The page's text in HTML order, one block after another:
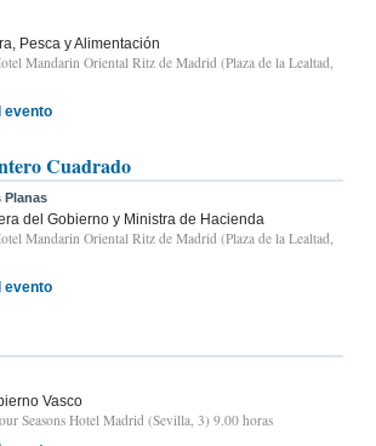
Pesca y Alimentación
Mandarin Oriental Ritz de Madrid (Plaza de la Lealtad,
evento
Cuadrado
Planas
del Gobierno y Ministra de Hacienda
Mandarin Oriental Ritz de Madrid (Plaza de la Lealtad,
evento
Vasco
Seasons Hotel Madrid (Sevilla, 3) 9.00 horas